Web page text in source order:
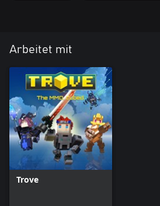
Arbeitet mit
Trove